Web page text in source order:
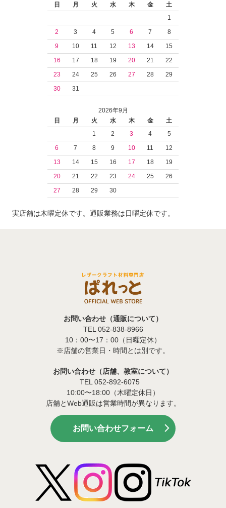
日
月 火 水 木 金
土
1
2
3 4 5 6 7
8
9
10 11 12 13 14
15
16
17 18 19 20 21
22
23
24 25 26 27 28
29
30
31
2026年9月
日
月 火 水 木 金
土
1
2 3 4
5
6
7 8 9 10 11
12
13
14 15 16 17 18
19
20
21 22 23 24 25
26
27
28 29 30
実店舗は木曜定休です。通販業務は日曜定休です。
お問い合わせ（通販について）
TEL 052-838-8966
10：00〜17：00（日曜定休）
※店舗の営業日・時間とは別です。
お問い合わせ（店舗、教室について）
TEL 052-892-6075
10:00〜18:00（木曜定休日）
店舗とWeb通販は営業時間が異なります。
お問い合わせフォーム